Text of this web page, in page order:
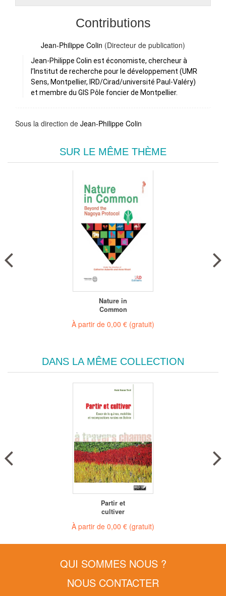
Contributions
Jean-Philippe Colin (Directeur de publication)
Jean-Philippe Colin est économiste, chercheur à
l’Institut de recherche pour le développement (UMR
Sens, Montpellier, IRD/Cirad/université Paul-Valéry)
et membre du GIS Pôle foncier de Montpellier.
Sous la direction de Jean-Philippe Colin
SUR LE MÊME THÈME
Nature in
Common
À partir de 0,00 € (gratuit)
DANS LA MÊME COLLECTION
Partir et
cultiver
À partir de 0,00 € (gratuit)
QUI SOMMES NOUS ?
NOUS CONTACTER